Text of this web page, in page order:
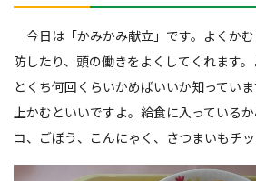
今日は「かみかみ献立」です。よくか
防したり、頭の働きをよくしてくれます
とくち何回くらいかめばいいか知ってい
上かむといいですよ。給食に入っている
コ、ごぼう、こんにゃく、さつまいもチッ